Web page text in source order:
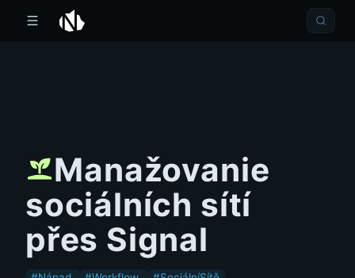
Manažovanie
sociálních sítí
přes Signal